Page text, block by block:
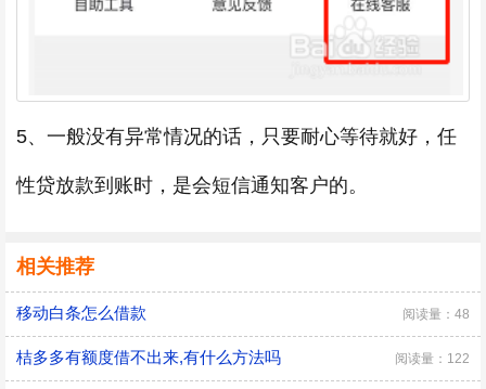
5、一般没有异常情况的话，只要耐心等待就好，任
性贷放款到账时，是会短信通知客户的。
相关推荐
移动白条怎么借款 阅读量：48
桔多多有额度借不出来,有什么方法吗 阅读量：122